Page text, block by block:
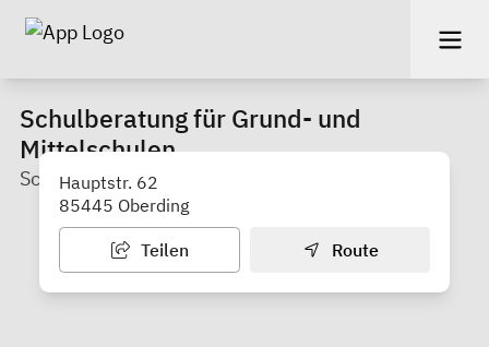
Schulberatung für Grund- und
Mittelschulen
Schulberatungszentrum Erding West
Hauptstr. 62
85445 Oberding
Teilen Route